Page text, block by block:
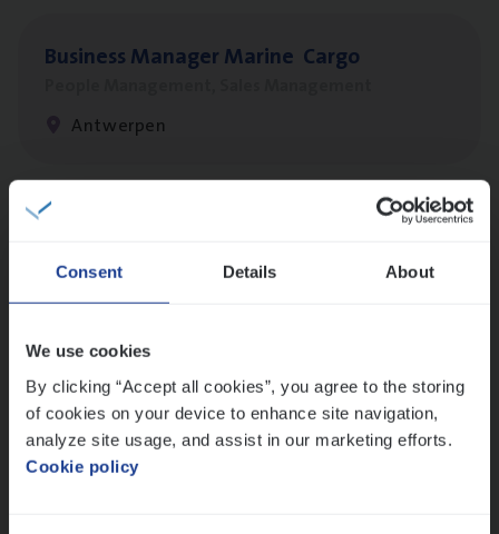
Consent Details About
We use cookies
By clicking “Accept all cookies”, you agree to the storing
of cookies on your device to enhance site navigation,
analyze site usage, and assist in our marketing efforts.
Cookie policy
Busi­ness Mana­ger Mari­ne Cargo
Antwerpen
Sales Management
Antwerpen
Insu­ran­ce Bro­kerKMO
Sales Management
Antwerpen